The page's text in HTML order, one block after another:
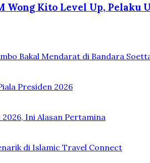
Kito Level Up, Pelaku
Bakal Mendarat di Bandara
Presiden 2026
Ini Alasan Pertamina
di Islamic Travel Connect